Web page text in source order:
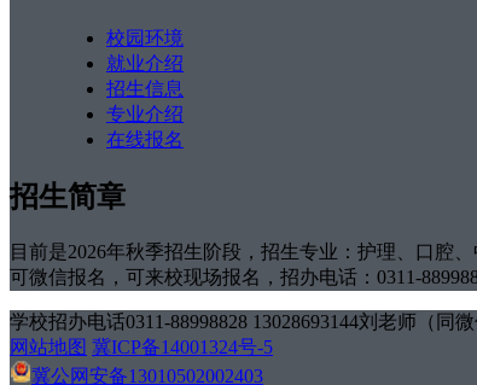
校园环境
就业介绍
招生信息
专业介绍
在线报名
招生简章
目前是2026年秋季招生阶段，招生专业：护理、口腔、
可微信报名，可来校现场报名，招办电话：0311-
学校招办电话0311-88998828 13028693144刘老师（同微
网站地图 冀ICP备14001324号-5
冀公网安备13010502002403